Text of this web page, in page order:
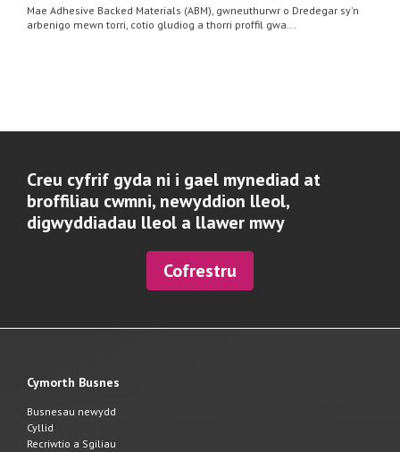
Mae Adhesive Backed Materials (ABM), gwneuthurwr o Dredegar sy'n
arbenigo mewn torri, cotio gludiog a thorri proffil gwa...
Creu cyfrif gyda ni i gael mynediad at
broffiliau cwmni, newyddion lleol,
digwyddiadau lleol a llawer mwy
Cofrestru
Cymorth Busnes
Busnesau newydd
Cyllid
Recriwtio a Sgiliau